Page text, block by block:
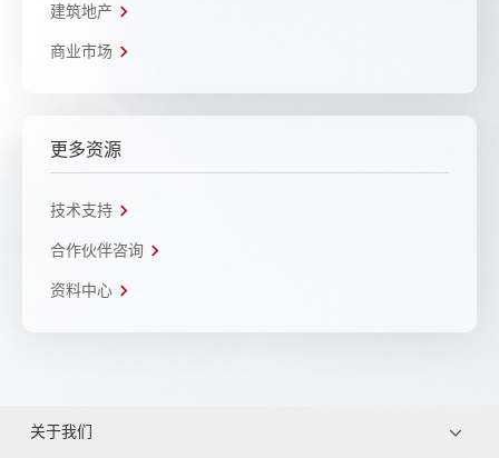
建筑地产
商业市场
更多资源
技术支持
合作伙伴咨询
资料中心
关于我们